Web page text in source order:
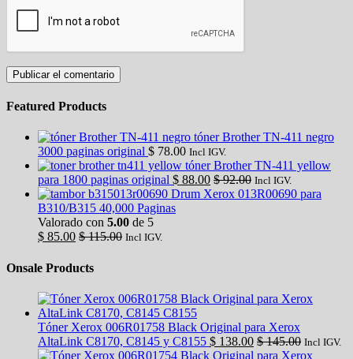
Featured Products
tóner Brother TN-411 negro
3000 paginas original $ 78.00 Incl IGV.
tóner Brother TN-411 yellow
para 1800 paginas original $ 88.00 $92.00 Incl IGV.
Drum Xerox 013R00690 para
B310/B315 40,000 Paginas
Valorado con 5.00 de 5
$ 85.00 $115.00 Incl IGV.
Onsale Products
Tóner Xerox 006R01758 Black Original para Xerox
AltaLink C8170, C8145 y C8155 $ 138.00 $145.00 Incl IGV.